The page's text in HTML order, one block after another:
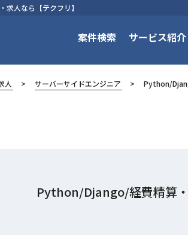
求人なら【テクフリ】
案件検索 サービス紹介
人 サーバーサイドエンジニア Python/
Python/Django/経費精算